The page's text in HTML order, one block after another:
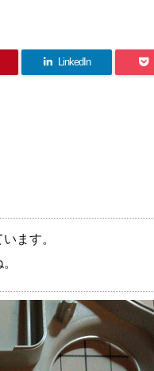
LinkedIn
ます。